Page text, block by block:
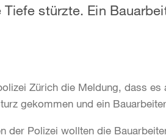
stürzte. Ein
Zürich die Meldung, dass es
gekommen und ein
der Polizei wollten die